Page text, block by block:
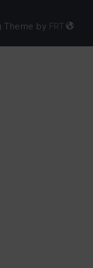
Theme by FRT